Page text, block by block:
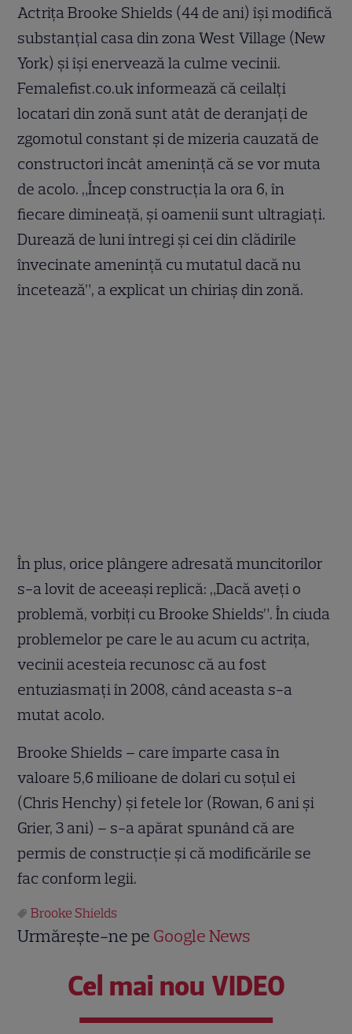
Actriţa Brooke Shields (44 de ani) îşi modifică
substanţial casa din zona West Village (New
York) şi îşi enervează la culme vecinii.
Femalefist.co.uk informează că ceilalţi
locatari din zonă sunt atât de deranjaţi de
zgomotul constant şi de mizeria cauzată de
constructori încât ameninţă că se vor muta
de acolo. „Încep construcţia la ora 6, în
fiecare dimineaţă, şi oamenii sunt ultragiaţi.
Durează de luni întregi şi cei din clădirile
învecinate ameninţă cu mutatul dacă nu
încetează”, a explicat un chiriaş din zonă.
În plus, orice plângere adresată muncitorilor
s-a lovit de aceeaşi replică: „Dacă aveţi o
problemă, vorbiţi cu Brooke Shields”. În ciuda
problemelor pe care le au acum cu actriţa,
vecinii acesteia recunosc că au fost
entuziasmaţi în 2008, când aceasta s-a
mutat acolo.
Brooke Shields – care împarte casa în
valoare 5,6 milioane de dolari cu soţul ei
(Chris Henchy) şi fetele lor (Rowan, 6 ani şi
Grier, 3 ani) – s-a apărat spunând că are
permis de construcţie şi că modificările se
fac conform legii.
Brooke Shields
Urmărește-ne pe Google News
Cel mai nou VIDEO